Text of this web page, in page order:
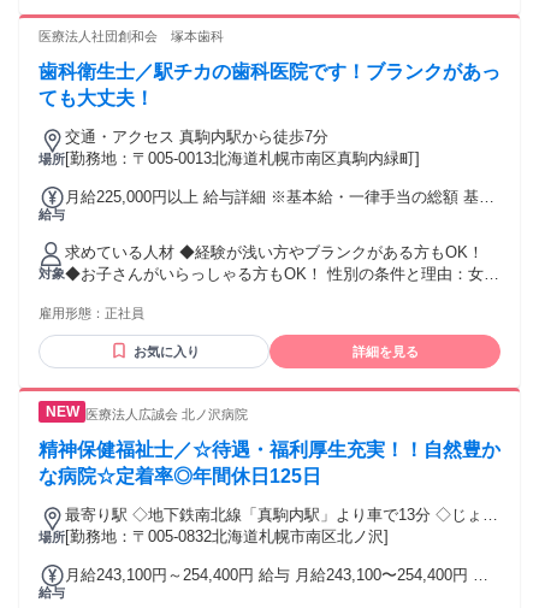
の ホールスタッフ経験 ✨コールセンターなどでの電話対応経
ービス業などでの接客経験 接客や人と関わる仕事の経験はも
ちろん、 事務や受付などの経験も活かせる環境です◎ 未経験
数活躍しています。
医療法人社団創和会 塚本歯科
歯科衛生士／駅チカの歯科医院です！ブランクがあっ
ても大丈夫！
場所
交通・アクセス 真駒内駅から徒歩7分
[勤務地：〒005-0013北海道札幌市南区真駒内緑町]
給与
月給225,000円以上 給与詳細 ※基本給・一律手当の総額 基本
律で支払われる通勤・皆勤・家族手当金額：あり 1ヶ月あたり
5000円 〜 1万円 全員に一律で支払われるその他手当金額：な
し 各種手当あり、昇給あり
対象
求めている人材 ◆経験が浅い方やブランクがある方もOK！
◆お子さんがいらっしゃる方もOK！ 性別の条件と理由：女性
雇用形態： 正社員
お気に入り 詳細を見る
医療法人広誠会 北ノ沢病院
精神保健福祉士／☆待遇・福利厚生充実！！自然豊か
な病院☆定着率◎年間休日125日
場所
最寄り駅 ◇地下鉄南北線「真駒内駅」より車で13分 ◇じょう
てつバス「北ノ沢中央」バス停より徒歩1分
[勤務地：〒005-0832北海道札幌市南区北ノ沢]
給与
月給243,100円～254,400円 給与 月給243,100〜254,400円 ※